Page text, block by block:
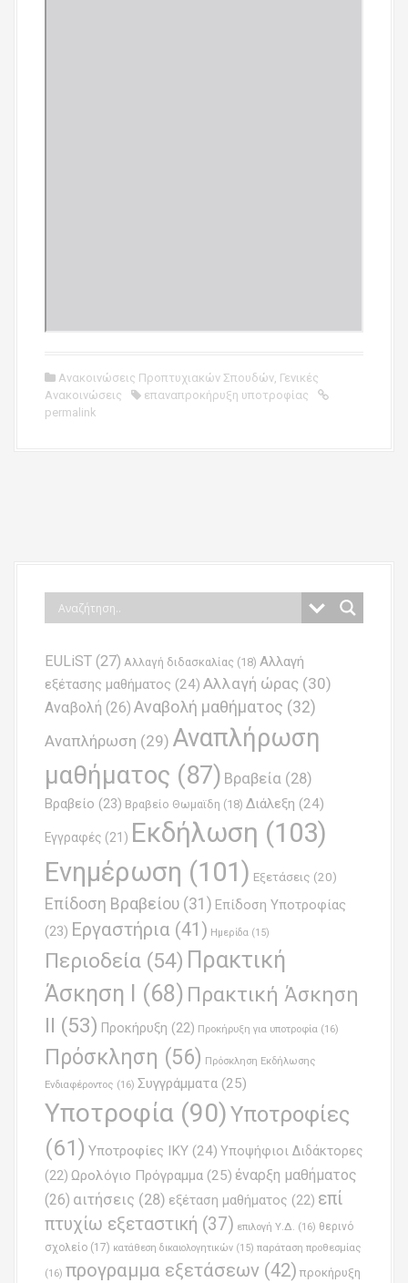
Ανακοινώσεις Προπτυχιακών Σπουδών, Γενικές
Ανακοινώσεις
επαναπροκήρυξη υποτροφίας
permalink
EULiST (27) Αλλαγή διδασκαλίας (18) Αλλαγή
εξέτασης μαθήματος (24) Αλλαγή ώρας (30)
Αναβολή (26) Αναβολή μαθήματος (32)
Αναπλήρωση (29) Αναπλήρωση
μαθήματος (87) Βραβεία (28)
Βραβείο (23) Βραβείο Θωμαϊδη (18) Διάλεξη (24)
Εγγραφές (21) Εκδήλωση (103)
Ενημέρωση (101) Εξετάσεις (20)
Επίδοση Βραβείου (31) Επίδοση Υποτροφίας
(23) Εργαστήρια (41) Ημερίδα (15)
Περιοδεία (54) Πρακτική
Άσκηση Ι
(68) Πρακτική Άσκηση
ΙΙ (53) Προκήρυξη (22) Προκήρυξη για υποτροφία (16)
Πρόσκληση (56) Πρόσκληση Εκδήλωσης
Ενδιαφέροντος (16) Συγγράμματα (25)
Υποτροφία (90)Υποτροφίες
(61) Υποτροφίες ΙΚΥ (24) Υποψήφιοι Διδάκτορες
(22) Ωρολόγιο Πρόγραμμα (25) έναρξη μαθήματος
(26) αιτήσεις (28) εξέταση μαθήματος (22) επί
πτυχίω εξεταστική (37) επιλογή Υ.Δ. (16) θερινό
σχολείο (17) κατάθεση δικαιολογητικών (15) παράταση προθεσμίας
(16) προγραμμα εξετάσεων (42) προκήρυξη